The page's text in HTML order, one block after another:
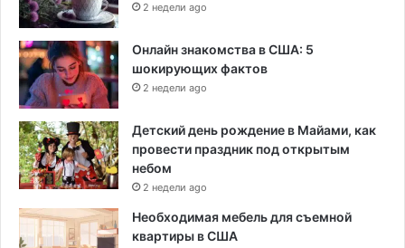
2 недели ago
Онлайн знакомства в США: 5
шокирующих фактов
2 недели ago
Детский день рождение в Майами, как
провести праздник под открытым
небом
2 недели ago
Необходимая мебель для съемной
квартиры в США